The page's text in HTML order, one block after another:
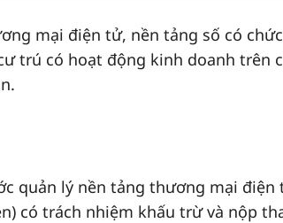
mại điện tử, nền tảng số có chức
trú có hoạt động kinh doanh trên
quản lý nền tảng thương mại điện
có trách nhiệm khấu trừ và nộp